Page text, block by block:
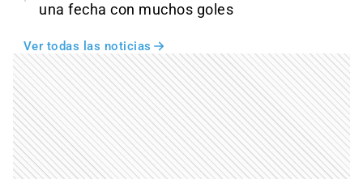
una fecha con muchos goles
Ver todas las noticias